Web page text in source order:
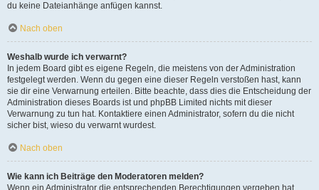
du keine Dateianhänge anfügen kannst.
Nach oben
Weshalb wurde ich verwarnt?
In jedem Board gibt es eigene Regeln, die meistens von der Administration
festgelegt werden. Wenn du gegen eine dieser Regeln verstoßen hast, kann
sie dir eine Verwarnung erteilen. Bitte beachte, dass dies die Entscheidung der
Administration dieses Boards ist und phpBB Limited nichts mit dieser
Verwarnung zu tun hat. Kontaktiere einen Administrator, sofern du die nicht
sicher bist, wieso du verwarnt wurdest.
Nach oben
Wie kann ich Beiträge den Moderatoren melden?
Wenn ein Administrator die entsprechenden Berechtigungen vergeben hat,